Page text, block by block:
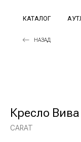
КАТАЛОГ АУТЛЕТ
Кресло Вива
CARAT